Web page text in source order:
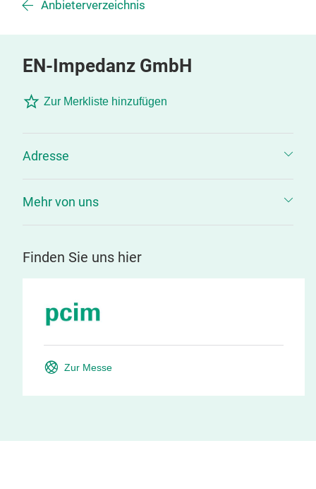
Anbieterverzeichnis
EN-Impedanz GmbH
Zur Merkliste hinzufügen
Adresse
Mehr von uns
Finden Sie uns hier
Zur Messe